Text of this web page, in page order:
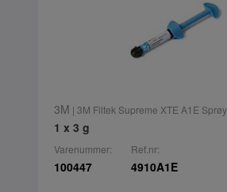
3M | 3M Filtek Supreme XTE A1E
1 x 3 g
Varenummer:
100447
Ref.nr:
4910A1E